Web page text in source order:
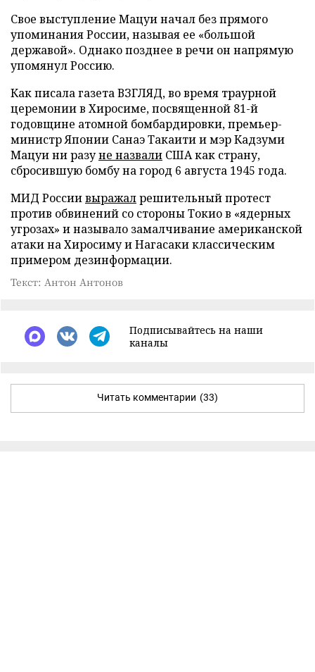
Свое выступление Мацуи начал без прямого
упоминания России, называя ее «большой
державой». Однако позднее в речи он напрямую
упомянул Россию.
Как писала газета ВЗГЛЯД, во время траурной
церемонии в Хиросиме, посвященной 81-й
годовщине атомной бомбардировки, премьер-
министр Японии Санаэ Такаити и мэр Кадзуми
Мацуи ни разуне назвали США как страну,
сбросившую бомбу на город 6 августа 1945 года.
МИД Россиивыражалрешительный протест
против обвинений со стороны Токио в «ядерных
угрозах» и называло замалчивание американской
атаки на Хиросиму и Нагасаки классическим
примером дезинформации.
Текст: Антон Антонов
Подписывайтесь на наши
каналы
Читать комментарии (33)